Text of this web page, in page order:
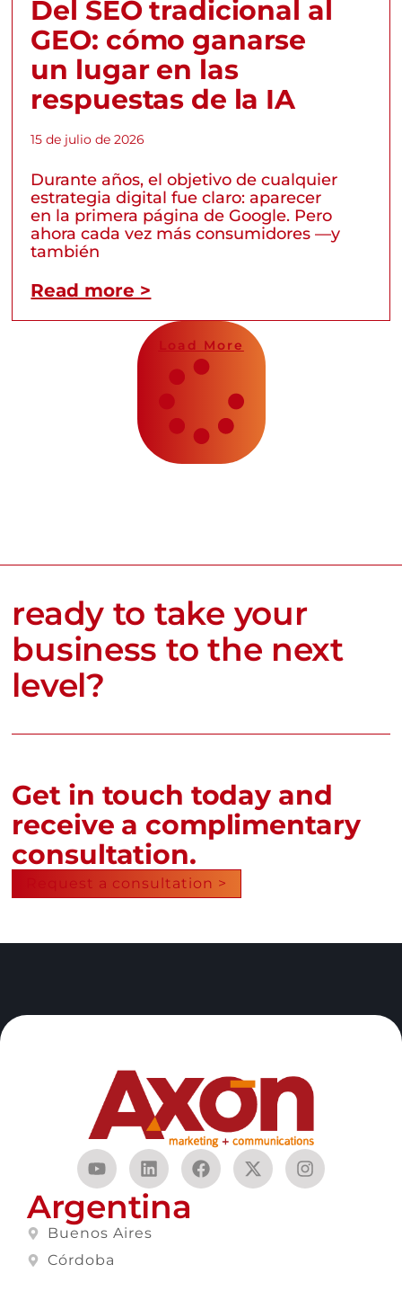
Del SEO tradicional al
GEO: cómo ganarse
un lugar en las
respuestas de la IA
15 de julio de 2026
Durante años, el objetivo de cualquier
estrategia digital fue claro: aparecer
en la primera página de Google. Pero
ahora cada vez más consumidores —y
también
Read more >
Load More
ready to take your
business to the next
level?
Get in touch today and
receive a complimentary
consultation.
Request a consultation >
Argentina
Buenos Aires
Córdoba